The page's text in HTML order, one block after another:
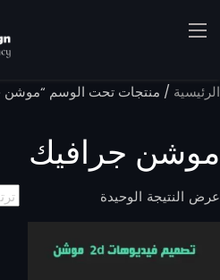
الرئيسية / منتجات تحت الوسم “موشن
موشن جرافيك
عرض النتيجة الوحيدة